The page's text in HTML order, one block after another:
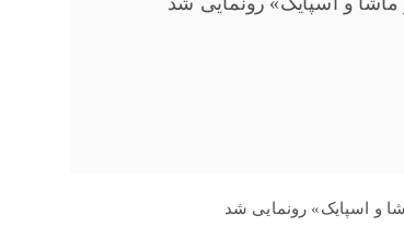
و اسپایک» رونمایی شد